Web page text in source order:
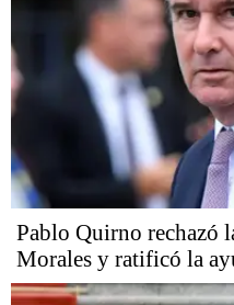
Pablo Quirno rechazó
Morales y ratificó la